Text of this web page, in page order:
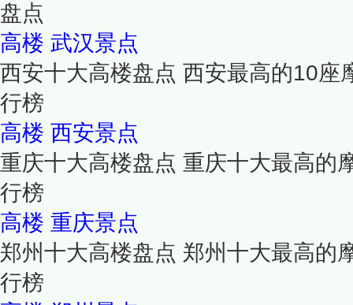
盘点
高楼 武汉景点
西安十大高楼盘点 西安最高的10座
行榜
高楼 西安景点
重庆十大高楼盘点 重庆十大最高的
行榜
高楼 重庆景点
郑州十大高楼盘点 郑州十大最高的
行榜